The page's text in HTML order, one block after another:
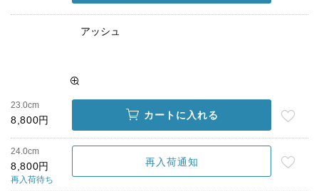
アッシュ
23.0cm
8,800円 カートに入れる
24.0cm
8,800円
再入荷待ち
再入荷通知